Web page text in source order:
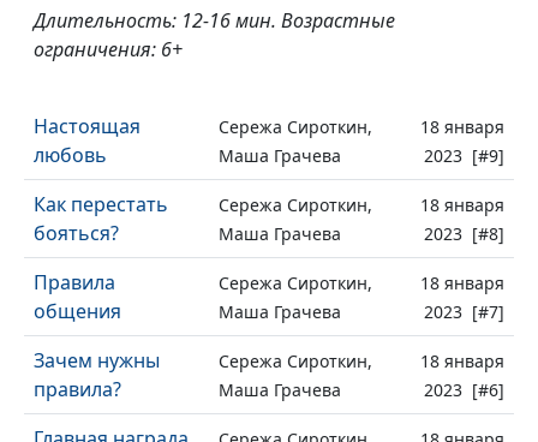
Длительность: 12-16 мин. Возрастные
ограничения: 6+
Настоящая
любовь
Сережа Сироткин,
Маша Грачева
18 января
2023 [#9]
Как перестать
бояться?
Сережа Сироткин,
Маша Грачева
18 января
2023 [#8]
Правила
общения
Сережа Сироткин,
Маша Грачева
18 января
2023 [#7]
Зачем нужны
правила?
Сережа Сироткин,
Маша Грачева
18 января
2023 [#6]